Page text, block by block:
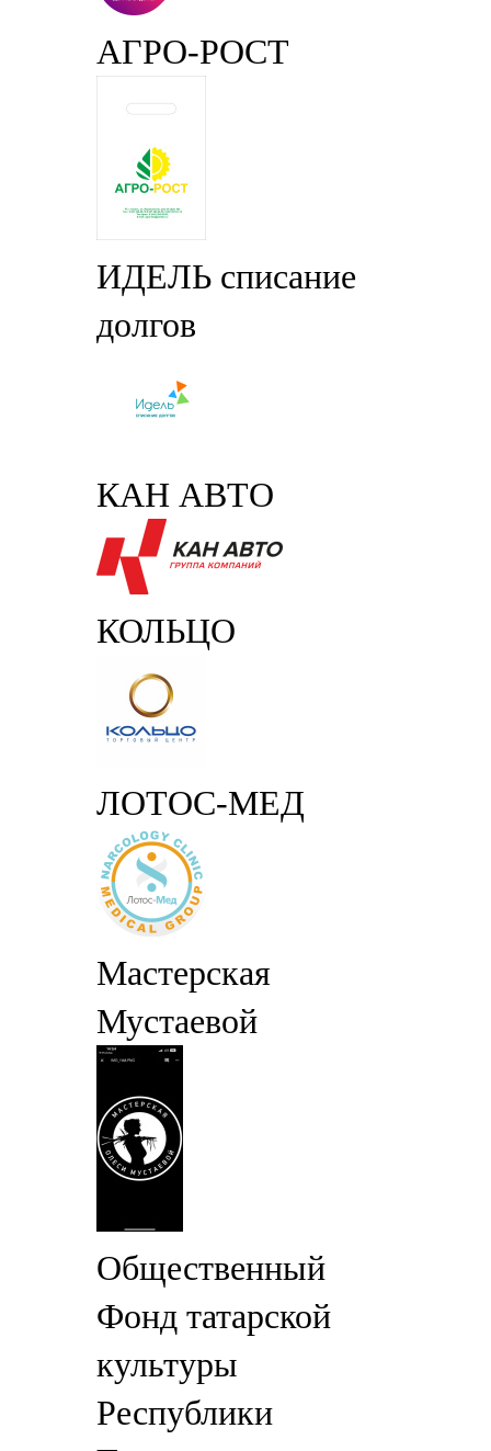
АГРО-РОСТ
ИДЕЛЬ списание
долгов
КАН АВТО
КОЛЬЦО
ЛОТОС-МЕД
Мастерская
Мустаевой
Общественный
Фонд татарской
культуры
Республики